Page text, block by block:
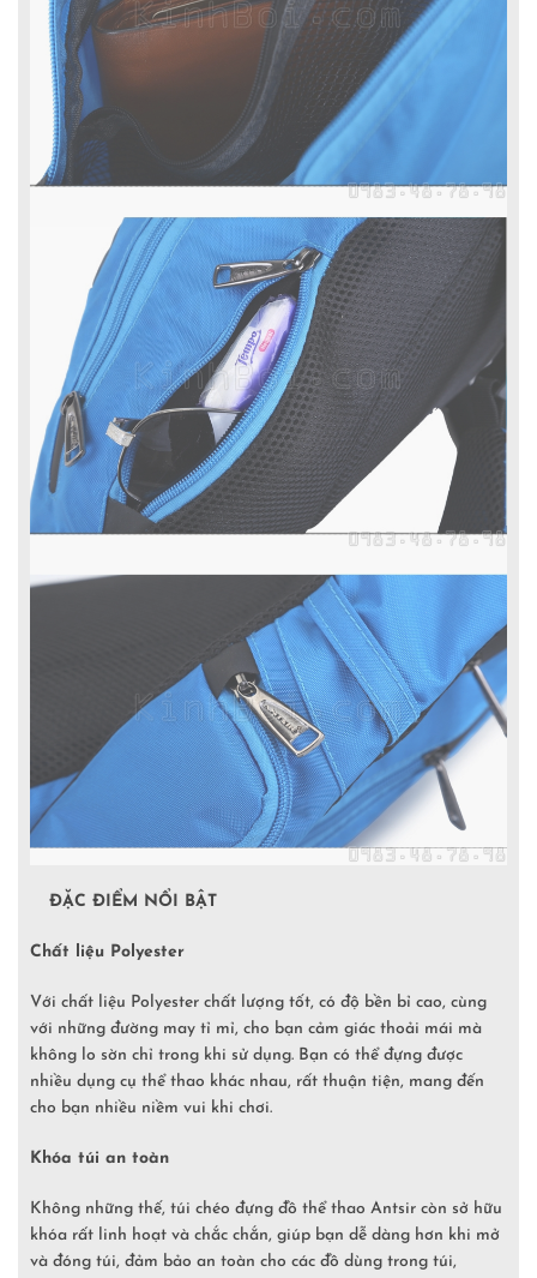
ĐẶC ĐIỂM NỔI BẬT
Chất liệu Polyester
Với chất liệu Polyester chất lượng tốt, có độ bền bỉ cao, cùng
với những đường may tỉ mỉ, cho bạn cảm giác thoải mái mà
không lo sờn chỉ trong khi sử dụng. Bạn có thể đựng được
nhiều dụng cụ thể thao khác nhau, rất thuận tiện, mang đến
cho bạn nhiều niềm vui khi chơi.
Khóa túi an toàn
Không những thế, túi chéo đựng đồ thể thao Antsir còn sở hữu
khóa rất linh hoạt và chắc chắn, giúp bạn dễ dàng hơn khi mở
và đóng túi, đảm bảo an toàn cho các đồ dùng trong túi,